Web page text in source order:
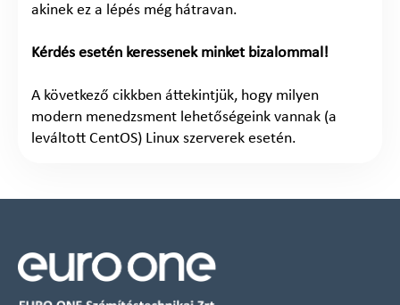
akinek ez a lépés még hátravan.
Kérdés esetén keressenek minket bizalommal!
A következő cikkben áttekintjük, hogy milyen
modern menedzsment lehetőségeink vannak (a
leváltott CentOS) Linux szerverek esetén.